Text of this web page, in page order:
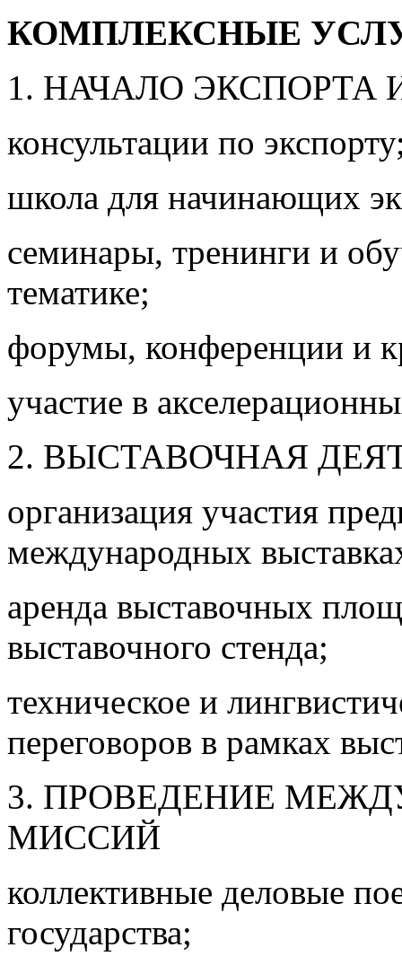
КОМПЛЕКСНЫЕ
1. НАЧАЛО ЭКСПОРТА
консультации по
школа для начинающих
семинары, тренинги и
тематике;
форумы, конференции и
участие в
2. ВЫСТАВОЧНАЯ
организация участия
международных
аренда выставочных
выставочного стенда;
техническое и
переговоров в рамках
3. ПРОВЕДЕНИЕ
МИССИЙ
коллективные деловые
государства;